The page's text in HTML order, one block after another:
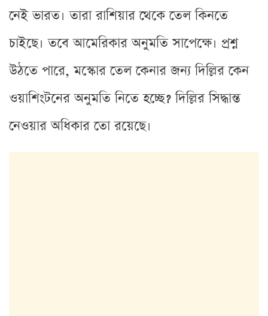
নেই ভারত। তারা রাশিয়ার থেকে তেল কিনতে
চাইছে। তবে আমেরিকার অনুমতি সাপেক্ষে। প্রশ্ন
উঠতে পারে, মস্কোর তেল কেনার জন্য দিল্লির কেন
ওয়াশিংটনের অনুমতি নিতে হচ্ছে? দিল্লির সিদ্ধান্ত
নেওয়ার অধিকার তো রয়েছে।